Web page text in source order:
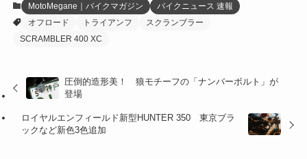
(27) (41)
(47)
(4)
(16)
(1)
MotoMegane｜バイクマガジン
バイクニュース 速報
オフロード
トライアンフ
スクランブラー
SCRAMBLER 400 XC
圧倒的造形美！ 狼モチーフの「ナンバーボルト」が
登場
ロイヤルエンフィールド新型HUNTER 350 東京ブラ
ックなど新色3色追加